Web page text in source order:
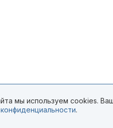
мы используем cookies.
.